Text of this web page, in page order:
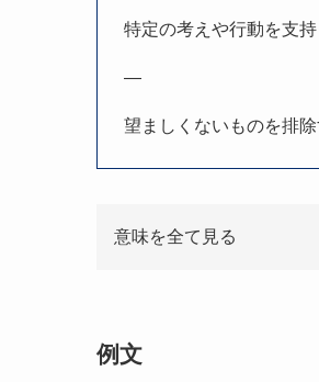
特定の考えや行動を支
—
望ましくないものを排除
意味を全て見る
例文